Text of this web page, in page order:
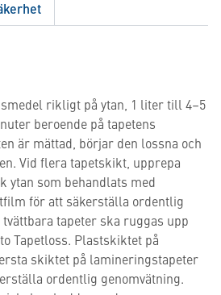
rikligt på ytan, 1 liter till 4–5
beroende på tapetens
är mättad, börjar den lossna och
Vid flera tapetskikt, upprepa
ytan som behandlats med
för att säkerställa ordentlig
tvättbara tapeter ska ruggas upp
Tapetloss. Plastskiktet på
skiktet på lamineringstapeter
ordentlig genomvätning.